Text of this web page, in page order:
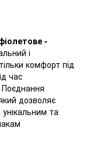
-
і
комфорт під
час
дозволяє
та